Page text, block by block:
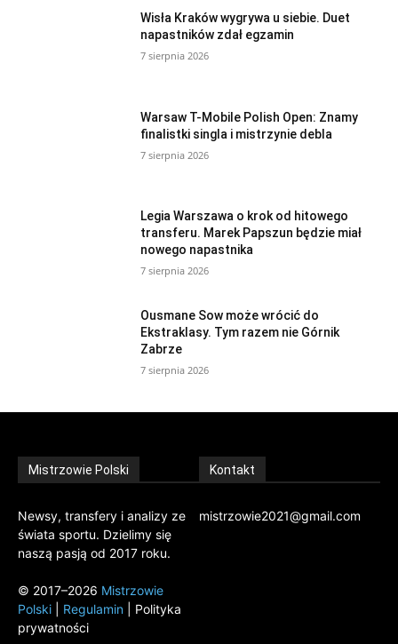
Wisła Kraków wygrywa u siebie. Duet
napastników zdał egzamin
7 sierpnia 2026
Warsaw T-Mobile Polish Open: Znamy
finalistki singla i mistrzynie debla
7 sierpnia 2026
Legia Warszawa o krok od hitowego
transferu. Marek Papszun będzie miał
nowego napastnika
7 sierpnia 2026
Ousmane Sow może wrócić do
Ekstraklasy. Tym razem nie Górnik
Zabrze
7 sierpnia 2026
Mistrzowie Polski
Newsy, transfery i analizy ze
świata sportu. Dzielimy się
naszą pasją od 2017 roku.
© 2017–2026 Mistrzowie
Polski
Regulamin | Polityka
prywatności
Kontakt
mistrzowie2021@gmail.com